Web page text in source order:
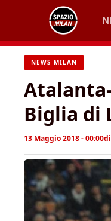
contenuto
NEWS MILAN
Biglia di
13 Maggio 2018 - 00:00di